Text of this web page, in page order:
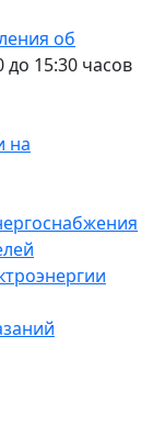
об
до 15:30 часов
на